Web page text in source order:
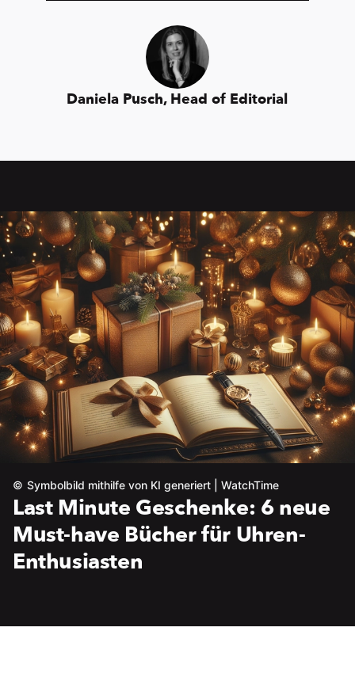
Daniela Pusch, Head of Editorial
Last Minute Geschenke: 6 neue
Must-have Bücher für Uhren-
Enthusiasten
© Symbolbild mithilfe von KI generiert | WatchTime